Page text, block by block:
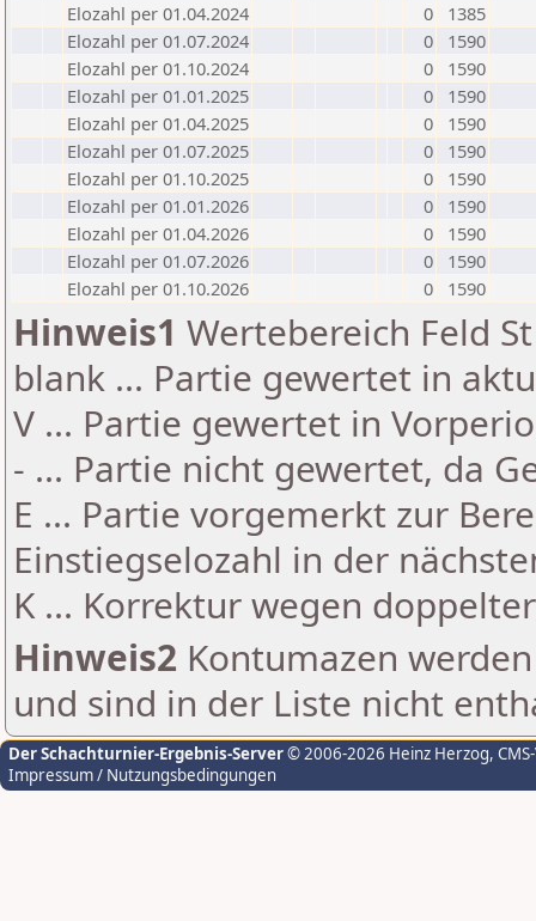
Elozahl per 01.04.2024
0
1385
Elozahl per 01.07.2024
0
1590
Elozahl per 01.10.2024
0
1590
Elozahl per 01.01.2025
0
1590
Elozahl per 01.04.2025
0
1590
Elozahl per 01.07.2025
0
1590
Elozahl per 01.10.2025
0
1590
Elozahl per 01.01.2026
0
1590
Elozahl per 01.04.2026
0
1590
Elozahl per 01.07.2026
0
1590
Elozahl per 01.10.2026
0 1590
Hinweis1 Wertebereich Feld
blank ... Partie gewertet in
V ... Partie gewertet in
- ... Partie nicht gewertet, da
E ... Partie vorgemerkt zur
Einstiegselozahl in der
K ... Korrektur wegen
Hinweis2 Kontumazen
und sind in der Liste nicht
Der Schachturnier-Ergebnis-Server© 2006-2026 Heinz Herzog,
Impressum / Nutzungsbedingungen